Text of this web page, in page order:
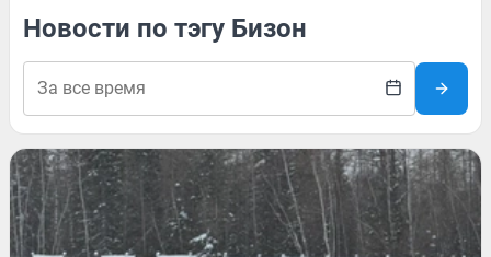
Новости по тэгу Бизон